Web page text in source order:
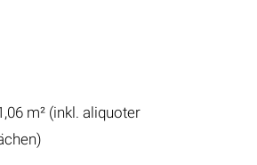
m² (inkl. aliquoter